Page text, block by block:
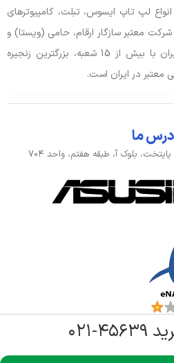
۰۲۱
لپ تاپ ایسوس، تبلت، کامپیوترهای
شرکت معتبر سازگار ارقام، حامی (ویستا) و
آواژنگ ارائه می دهد. ایسوس ایران با بیش از 15 شعبه، بزرگترین زنجیره
معتبر در ایران است.
ما
بلوک آ، طبقه هفتم، واحد ۷۰۴